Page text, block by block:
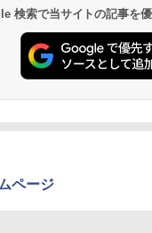
モニター 27インチ
スピーカー搭載 ブ
レアタイプ 壁掛け
調整 高視野角
MAXZEN
フルhd 高画質
￥1,650
Anker Soundcore
￥4,990
BRUCE WAYNE
￥250
ET ラベルレス ×8本
異世界居酒屋「のぶ
￥832
検索で当サイトの記事を
ページ